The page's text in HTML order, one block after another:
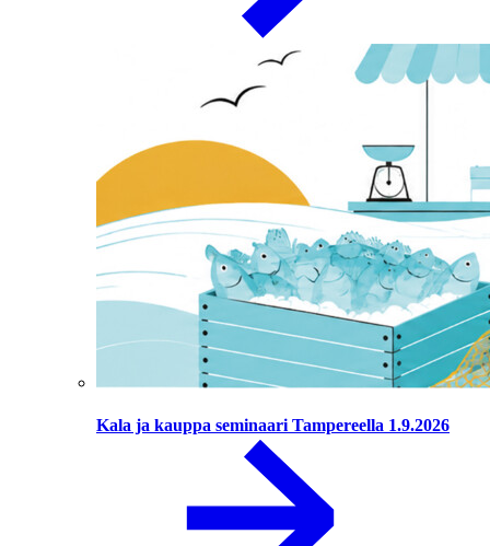
Kala ja kauppa seminaari Tampereella 1.9.2026